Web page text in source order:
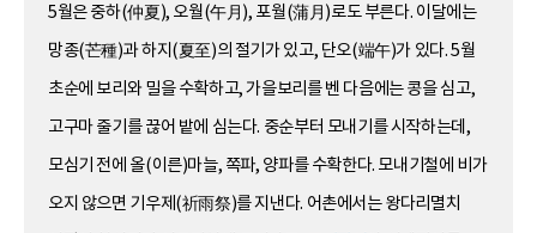
5월은 중하(仲夏), 오월(午月), 포월(蒲月)로도 부른다. 이달에는
망종(芒種)과 하지(夏至)의 절기가 있고, 단오(端午)가 있다. 5월
초순에 보리와 밀을 수확하고, 가을보리를 벤 다음에는 콩을 심고,
고구마 줄기를 끊어 밭에 심는다. 중순부터 모내기를 시작하는데,
모심기 전에 올(이른)마늘, 쪽파, 양파를 수확한다. 모내기철에 비가
오지 않으면 기우제(祈雨祭)를 지낸다. 어촌에서는 왕다리멸치